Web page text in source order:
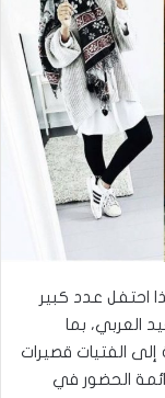
احتفل عدد كبير
العربي، بما
إلى الفتيات قصيرات
الحضور في